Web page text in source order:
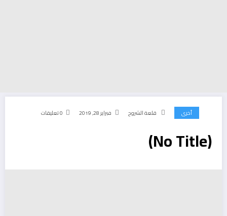
أخرى قلعة الشروح فبراير 28, 2019 0 تعليقات
(No Title)